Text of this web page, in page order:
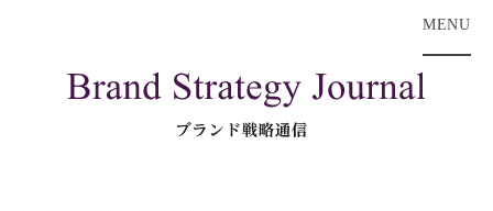
MENU